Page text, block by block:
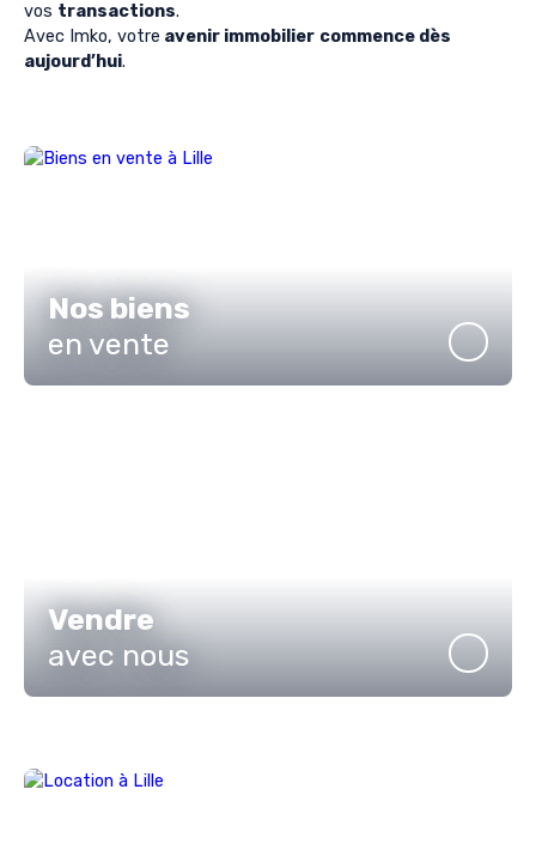
vos transactions.
Avec Imko, votre avenir immobilier commence dès
aujourd’hui.
Nos biens
en vente
Vendre
avec nous